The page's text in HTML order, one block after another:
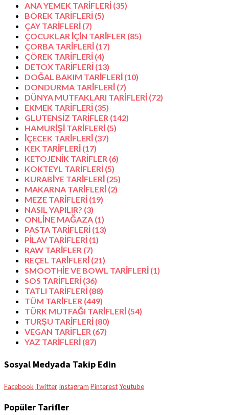
ANA YEMEK TARİFLERİ (35)
BÖREK TARİFLERİ (5)
ÇAY TARİFLERİ (7)
ÇOCUKLAR İÇİN TARİFLER (85)
ÇORBA TARİFLERİ (17)
ÇÖREK TARİFLERİ (4)
DETOX TARİFLERİ (13)
DOĞAL BAKIM TARİFLERİ (10)
DONDURMA TARİFLERİ (7)
DÜNYA MUTFAKLARI TARİFLERİ (72)
EKMEK TARİFLERİ (35)
GLUTENSİZ TARİFLER (142)
HAMURİŞİ TARİFLERİ (5)
İÇECEK TARİFLERİ (37)
KEK TARİFLERİ (17)
KETOJENİK TARİFLER (6)
KOKTEYL TARİFLERİ (5)
KURABİYE TARİFLERİ (25)
MAKARNA TARİFLERİ (2)
MEZE TARİFLERİ (19)
NASIL YAPILIR? (3)
ONLİNE MAĞAZA (1)
PASTA TARİFLERİ (13)
PİLAV TARİFLERİ (1)
RAW TARİFLER (7)
REÇEL TARİFLERİ (21)
SMOOTHİE VE BOWL TARİFLERİ (1)
SOS TARİFLERİ (36)
TATLI TARİFLERİ (88)
TÜM TARİFLER (449)
TÜRK MUTFAĞI TARİFLERİ (54)
TURŞU TARİFLERİ (80)
VEGAN TARİFLER (67)
YAZ TARİFLERİ (87)
Sosyal Medyada Takip Edin
Facebook Twitter Instagram PinterestYoutube
Popüler Tarifler